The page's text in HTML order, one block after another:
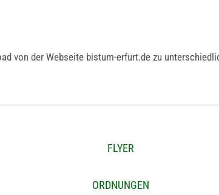
von der Webseite bistum-erfurt.de zu
FLYER
ORDNUNGEN